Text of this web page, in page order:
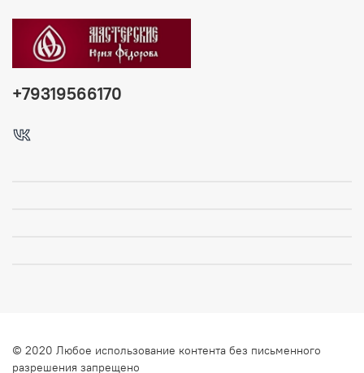
+79319566170
© 2020 Любое использование контента без письменного
разрешения запрещено